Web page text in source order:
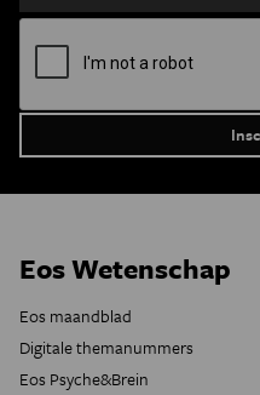
Eos Wetenschap
Eos maandblad
Digitale themanummers
Eos Psyche&Brein